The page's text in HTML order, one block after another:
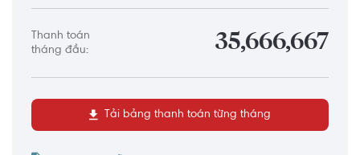
Thanh toán
tháng đầu:
35,666,667
Tải bảng thanh toán từng tháng